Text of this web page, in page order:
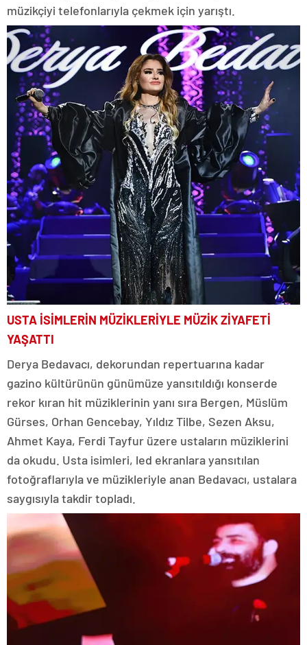
müzikçiyi telefonlarıyla çekmek için yarıştı.
USTA İSİMLERİN MÜZİKLERİYLE MÜZİK ZİYAFETİ
YAŞATTI
Derya Bedavacı, dekorundan repertuarına kadar
gazino kültürünün günümüze yansıtıldığı konserde
rekor kıran hit müziklerinin yanı sıra Bergen, Müslüm
Gürses, Orhan Gencebay, Yıldız Tilbe, Sezen Aksu,
Ahmet Kaya, Ferdi Tayfur üzere ustaların müziklerini
da okudu. Usta isimleri, led ekranlara yansıtılan
fotoğraflarıyla ve müzikleriyle anan Bedavacı, ustalara
saygısıyla takdir topladı.